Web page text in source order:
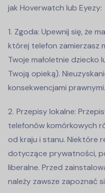
jak Hoverwatch lub Eyezy:
Zgoda: Upewnij się, że
której telefon zamierzasz
Twoje małoletnie
Twoją opieką).
konsekwencjami prawnymi.
Przepisy lokalne:
telefonów komórkowych
od kraju i stanu. Niektóre
dotyczące prywatności,
liberalne. Przed
należy zawsze zapoznać